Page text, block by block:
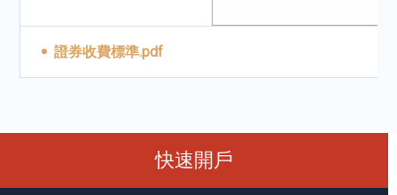
證券收費標準.pdf
快速開戶